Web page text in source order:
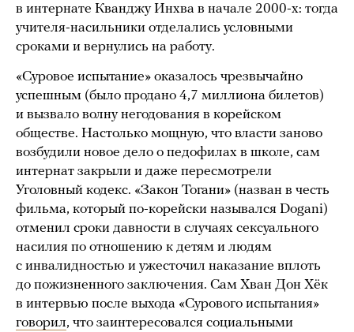
в интернате Кванджу Инхва в начале 2000-х: тогда
учителя-насильники отделались условными
сроками и вернулись на работу.
«Суровое испытание» оказалось чрезвычайно
успешным (было продано 4,7 миллиона билетов)
и вызвало волну негодования в корейском
обществе. Настолько мощную, что власти заново
возбудили новое дело о педофилах в школе, сам
интернат закрыли и даже пересмотрели
Уголовный кодекс. «Закон Тогани» (назван в честь
фильма, который по-корейски назывался Dogani)
отменил сроки давности в случаях сексуального
насилия по отношению к детям и людям
с инвалидностью и ужесточил наказание вплоть
до пожизненного заключения. Сам Хван Дон Хёк
в интервью после выхода «Сурового испытания»
говорил, что заинтересовался социальными